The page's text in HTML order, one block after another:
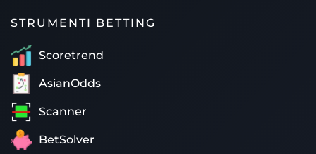
STRUMENTI BETTING
Scoretrend
AsianOdds
Scanner
BetSolver